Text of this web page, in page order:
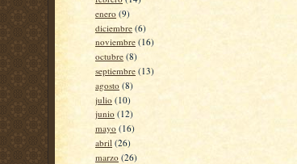
enero (9)
diciembre (6)
noviembre (16)
octubre (8)
septiembre (13)
agosto (8)
julio (10)
junio (12)
mayo (16)
abril (26)
marzo (26)